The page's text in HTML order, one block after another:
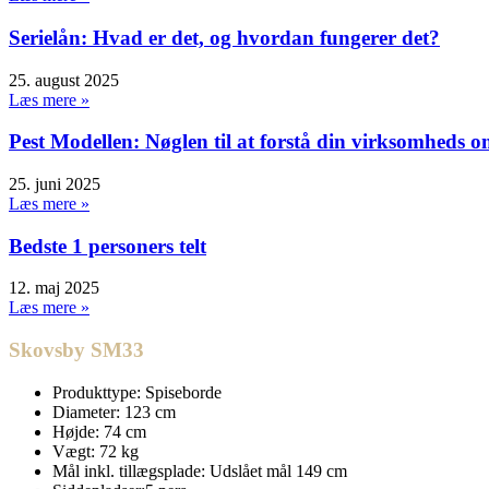
Serielån: Hvad er det, og hvordan fungerer det?
25. august 2025
Læs mere »
Pest Modellen: Nøglen til at forstå din virksomheds
25. juni 2025
Læs mere »
Bedste 1 personers telt
12. maj 2025
Læs mere »
Skovsby SM33
Produkttype: Spiseborde
Diameter: 123 cm
Højde: 74 cm
Vægt: 72 kg
Mål inkl. tillægsplade: Udslået mål 149 cm